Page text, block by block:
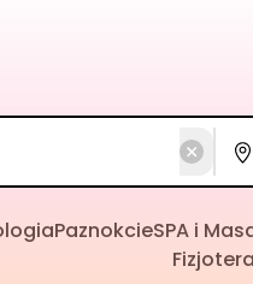
PaznokcieSPA i